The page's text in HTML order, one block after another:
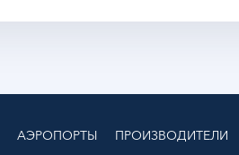
АЭРОПОРТЫ ПРОИЗВОДИТЕЛИ